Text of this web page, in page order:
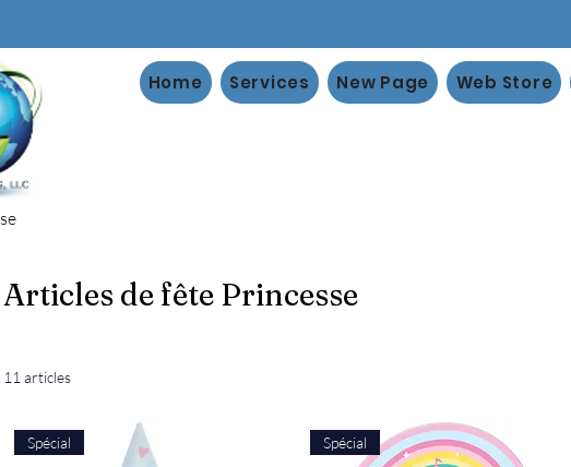
Home Services New Page Web Store
Articles de fête Princesse
11 articles
Spécial Spécial